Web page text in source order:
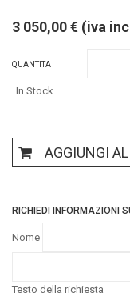
3 050,00 € (iva
QUANTITA
In Stock
AGGIUNGI
RICHIEDI INFORMAZIONI
Nome
Testo della richiesta